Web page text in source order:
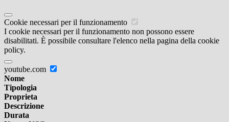
Cookie necessari per il funzionamento
I cookie necessari per il funzionamento non possono essere
disabilitati. È possibile consultare l'elenco nella pagina della cookie
policy.
youtube.com
Nome
Tipologia
Proprieta
Descrizione
Durata